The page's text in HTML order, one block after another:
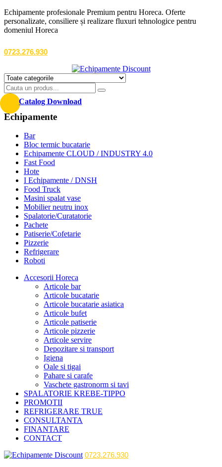
Echipamente profesionale Premium pentru Horeca. Oferte
personalizate, consiliere și realizare fluxuri tehnologice pentru
domeniul Horeca
0723.276.930
Catalog Download
Echipamente
Bar
Bloc termic bucatarie
Echipamente CLOUD / INDUSTRY 4.0
Fast Food
Hote
I Echipamente / DNSH
Food Truck
Masini spalat vase
Mobilier neutru inox
Spalatorie/Curatatorie
Pachete
Patiserie/Cofetarie
Pizzerie
Refrigerare
Roboti
Accesorii Horeca
Articole bar
Articole bucatarie
Articole bucatarie asiatica
Articole bufet
Articole patiserie
Articole pizzerie
Articole servire
Depozitare si transport
Igiena
Oale si tigai
Pahare si carafe
Vaschete gastronorm si tavi
SPALATORIE KREBE-TIPPO
PROMOTII
REFRIGERARE TRUE
CONSULTANTA
FINANTARE
CONTACT
0723.276.930